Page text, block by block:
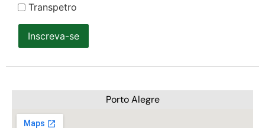
Transpetro
Inscreva-se
Porto Alegre